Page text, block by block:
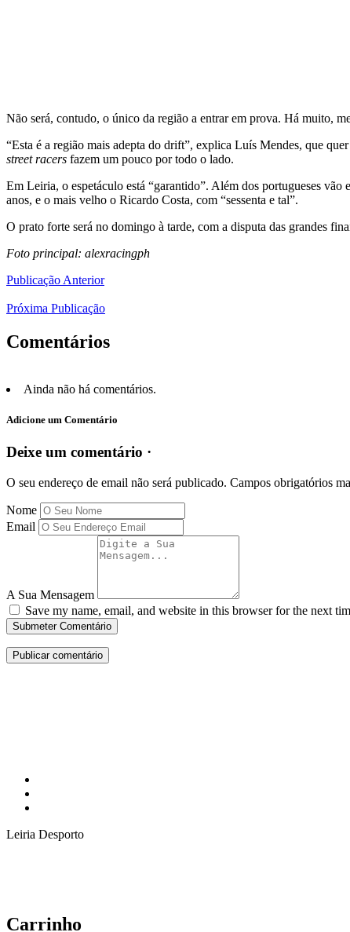
Não será, contudo, o único da região a entrar em prova. Há muito,
“Esta é a região mais adepta do drift”, explica Luís Mendes, que
street racers fazem um pouco por todo o lado.
Em Leiria, o espetáculo está “garantido”. Além dos portugueses
anos, e o mais velho o Ricardo Costa, com “sessenta e tal”.
O prato forte será no domingo à tarde, com a disputa das grandes
Foto principal: alexracingph
Publicação Anterior
Próxima Publicação
Comentários
Ainda não há comentários.
Adicione um Comentário
Deixe um comentário ·
O seu endereço de email não será publicado. Campos obrigatórios
Nome
Email
A Sua Mensagem
Save my name, email, and website in this browser for the next
Submeter Comentário
Leiria Desporto
Carrinho